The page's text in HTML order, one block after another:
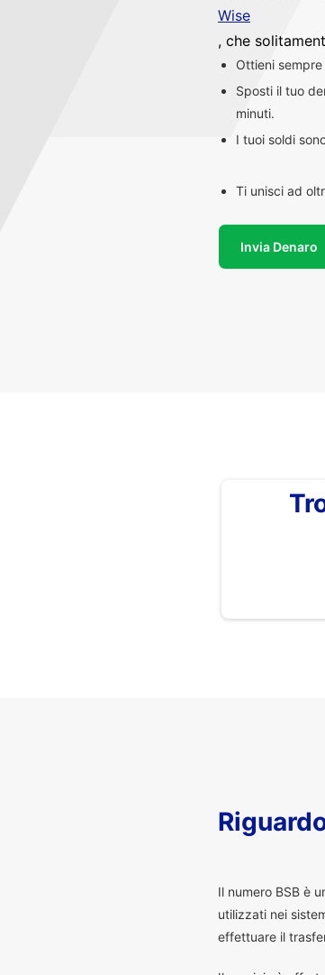
Wise
, che
Ottieni
Sposti il tuo
minuti.
I tuoi soldi
Ti unisci ad
Invia Denaro
Il numero BSB è
utilizzati nei
effettuare il